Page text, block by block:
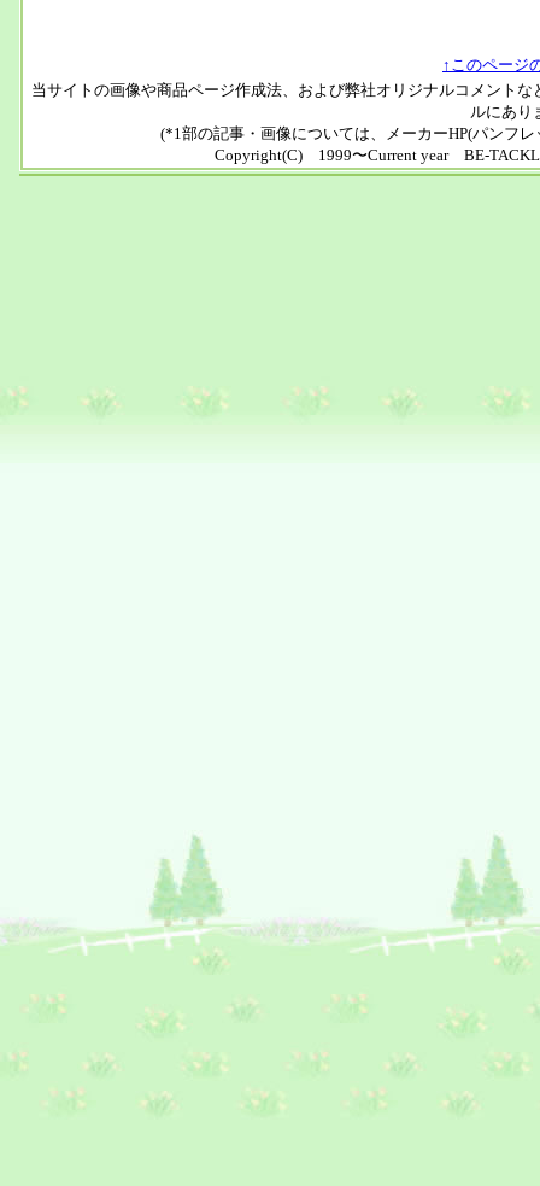
↑このページ
当サイトの画像や商品ページ作成法、および弊社オリジナルコメント
ルにあり
(*1部の記事・画像については、メーカーHP(パンフ
Copyright(C) 1999〜Current year BE-